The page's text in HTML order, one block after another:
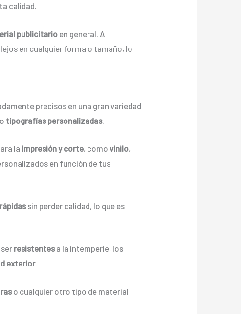
calidad.
publicitarioen general. A
en cualquier forma o tamaño, lo
precisos en una gran variedad
tipografías personalizadas.
la impresión y corte, comovinilo,
en función de tus
sin perder calidad, lo que es
resistentesa la intemperie, los
exterior.
o cualquier otro tipo de material